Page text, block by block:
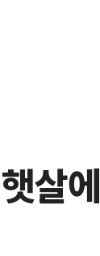
살